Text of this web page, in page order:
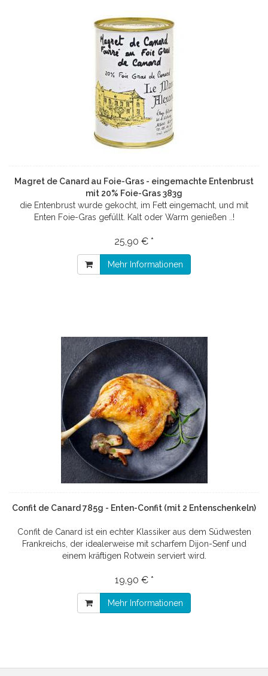
Magret de Canard au Foie-Gras - eingemachte Entenbrust
mit 20% Foie-Gras 383g
die Entenbrust wurde gekocht, im Fett eingemacht, und mit
Enten Foie-Gras gefüllt. Kalt oder Warm genießen ..!
25,90 € *
Mehr Informationen
Confit de Canard 785g - Enten-Confit (mit 2 Entenschenkeln)
Confit de Canard ist ein echter Klassiker aus dem Südwesten
Frankreichs, der idealerweise mit scharfem Dijon-Senf und
einem kräftigen Rotwein serviert wird.
19,90 € *
Mehr Informationen